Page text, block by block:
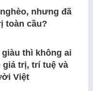
nhưng đã
toàn cầu?
thì không ai
trị, trí tuệ và
Việt